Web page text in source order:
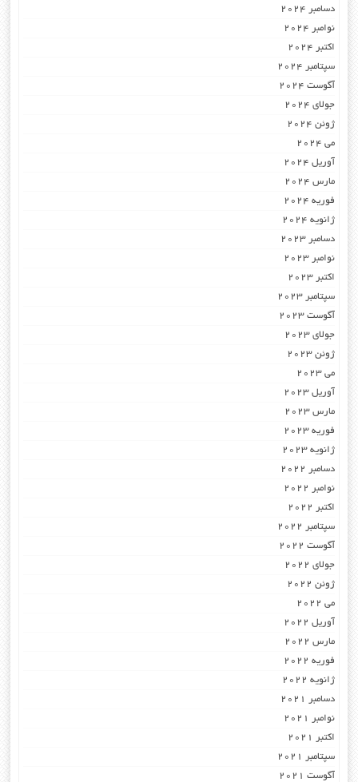
دسامبر 2024
نوامبر 2024
اکتبر 2024
سپتامبر 2024
آگوست 2024
جولای 2024
ژوئن 2024
می 2024
آوریل 2024
مارس 2024
فوریه 2024
ژانویه 2024
دسامبر 2023
نوامبر 2023
اکتبر 2023
سپتامبر 2023
آگوست 2023
جولای 2023
ژوئن 2023
می 2023
آوریل 2023
مارس 2023
فوریه 2023
ژانویه 2023
دسامبر 2022
نوامبر 2022
اکتبر 2022
سپتامبر 2022
آگوست 2022
جولای 2022
ژوئن 2022
می 2022
آوریل 2022
مارس 2022
فوریه 2022
ژانویه 2022
دسامبر 2021
نوامبر 2021
اکتبر 2021
سپتامبر 2021
آگوست 2021